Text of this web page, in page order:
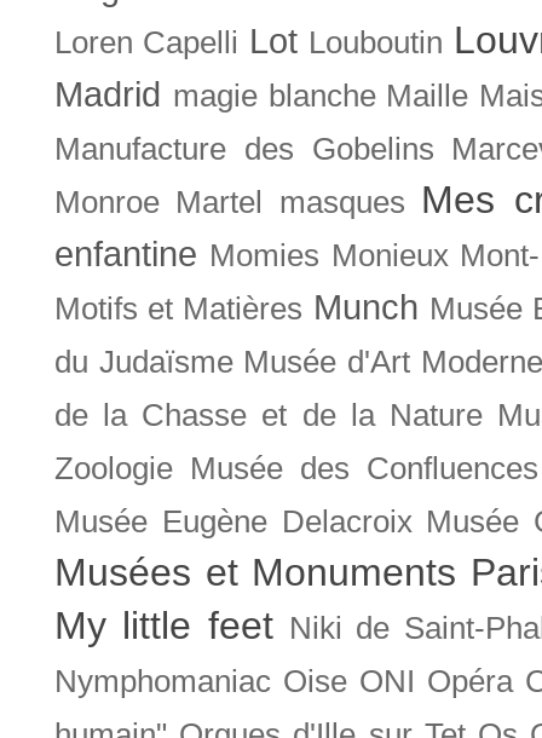
Loren Capelli Lot Louboutin
Madrid magie blanche Maille
Manufacture des Gobelins
Monroe Martel masques Mes
enfantine Momies Monieux
Motifs et Matières Munch Musée
du Judaïsme Musée d'Art
de la Chasse et de la Nature
Zoologie Musée des Confluences
Musée Eugène Delacroix Musée
Musées et Monuments
My little feet Niki de Saint-
Nymphomaniac Oise ONI Opéra